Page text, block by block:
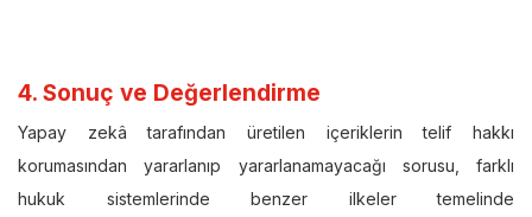
4. Sonuç ve Değerlendirme
Yapay zekâ tarafından üretilen içeriklerin telif hakkı
korumasından yararlanıp yararlanamayacağı sorusu, farklı
hukuk sistemlerinde benzer ilkeler temelinde